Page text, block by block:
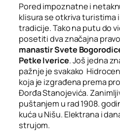
Pored impoznatne i
klisura se otkriva turistima
tradicije. Tako na putu do
posetiti dva značajna
manastir Svete
Petke Iverice. Još jedna
pažnje je svakako
koja je izgrađena prema
Đorđa Stanojevića.
puštanjem u rad 1908.
kuća u Nišu. Elektrana i
strujom.